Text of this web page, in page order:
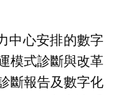
中心安排的數字
模式診斷與改革
斷報告及數字化